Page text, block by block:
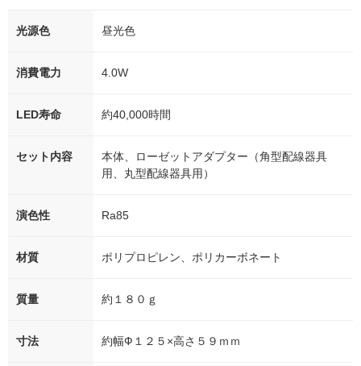
光源色 昼光色
消費電力 4.0W
LED寿命 約40,000時間
セット内容
本体、ローゼットアダプター（角型配線器具
用、丸型配線器具用）
演色性 Ra85
材質 ポリプロピレン、ポリカーボネート
質量 約１８０ｇ
寸法 約幅Ф１２５×高さ５９ｍｍ